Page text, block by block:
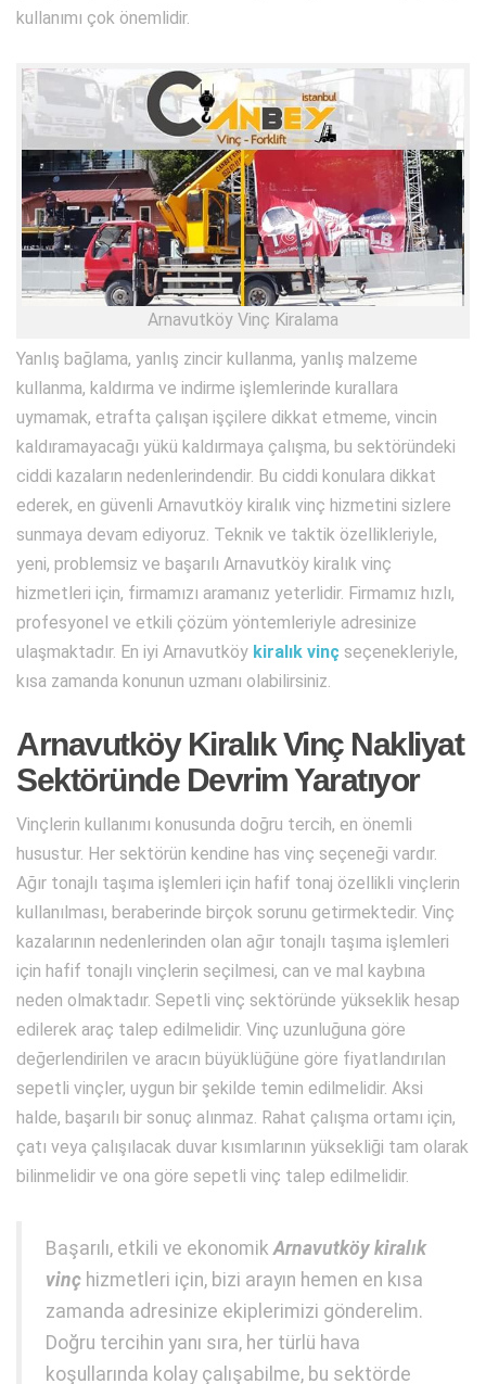
kullanımı çok önemlidir.
Arnavutköy Vinç Kiralama
Yanlış bağlama, yanlış zincir kullanma, yanlış malzeme
kullanma, kaldırma ve indirme işlemlerinde kurallara
uymamak, etrafta çalışan işçilere dikkat etmeme, vincin
kaldıramayacağı yükü kaldırmaya çalışma, bu sektöründeki
ciddi kazaların nedenlerindendir. Bu ciddi konulara dikkat
ederek, en güvenli Arnavutköy kiralık vinç hizmetini sizlere
sunmaya devam ediyoruz. Teknik ve taktik özellikleriyle,
yeni, problemsiz ve başarılı Arnavutköy kiralık vinç
hizmetleri için, firmamızı aramanız yeterlidir. Firmamız hızlı,
profesyonel ve etkili çözüm yöntemleriyle adresinize
ulaşmaktadır. En iyi Arnavutköy kiralık vinç seçenekleriyle,
kısa zamanda konunun uzmanı olabilirsiniz.
Arnavutköy Kiralık Vinç Nakliyat
Sektöründe Devrim Yaratıyor
Vinçlerin kullanımı konusunda doğru tercih, en önemli
husustur. Her sektörün kendine has vinç seçeneği vardır.
Ağır tonajlı taşıma işlemleri için hafif tonaj özellikli vinçlerin
kullanılması, beraberinde birçok sorunu getirmektedir. Vinç
kazalarının nedenlerinden olan ağır tonajlı taşıma işlemleri
için hafif tonajlı vinçlerin seçilmesi, can ve mal kaybına
neden olmaktadır. Sepetli vinç sektöründe yükseklik hesap
edilerek araç talep edilmelidir. Vinç uzunluğuna göre
değerlendirilen ve aracın büyüklüğüne göre fiyatlandırılan
sepetli vinçler, uygun bir şekilde temin edilmelidir. Aksi
halde, başarılı bir sonuç alınmaz. Rahat çalışma ortamı için,
çatı veya çalışılacak duvar kısımlarının yüksekliği tam olarak
bilinmelidir ve ona göre sepetli vinç talep edilmelidir.
Başarılı, etkili ve ekonomikArnavutköy kiralık
vinç hizmetleri için, bizi arayın hemen en kısa
zamanda adresinize ekiplerimizi gönderelim.
Doğru tercihin yanı sıra, her türlü hava
koşullarında kolay çalışabilme, bu sektörde